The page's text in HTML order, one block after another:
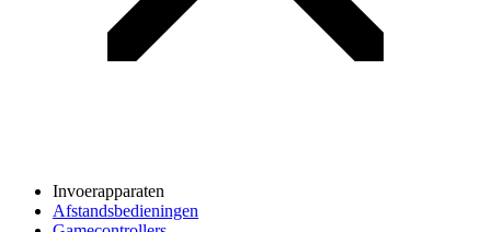
Invoerapparaten
Afstandsbedieningen